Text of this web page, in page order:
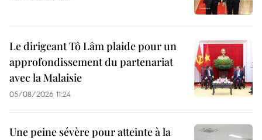
Le dirigeant Tô Lâm plaide pour un
approfondissement du partenariat
avec la Malaisie
05/08/2026 11:24
Une peine sévère pour atteinte à la